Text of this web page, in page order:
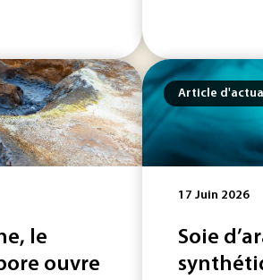
le
ouvre
Article
17 Juin 2026
Soie